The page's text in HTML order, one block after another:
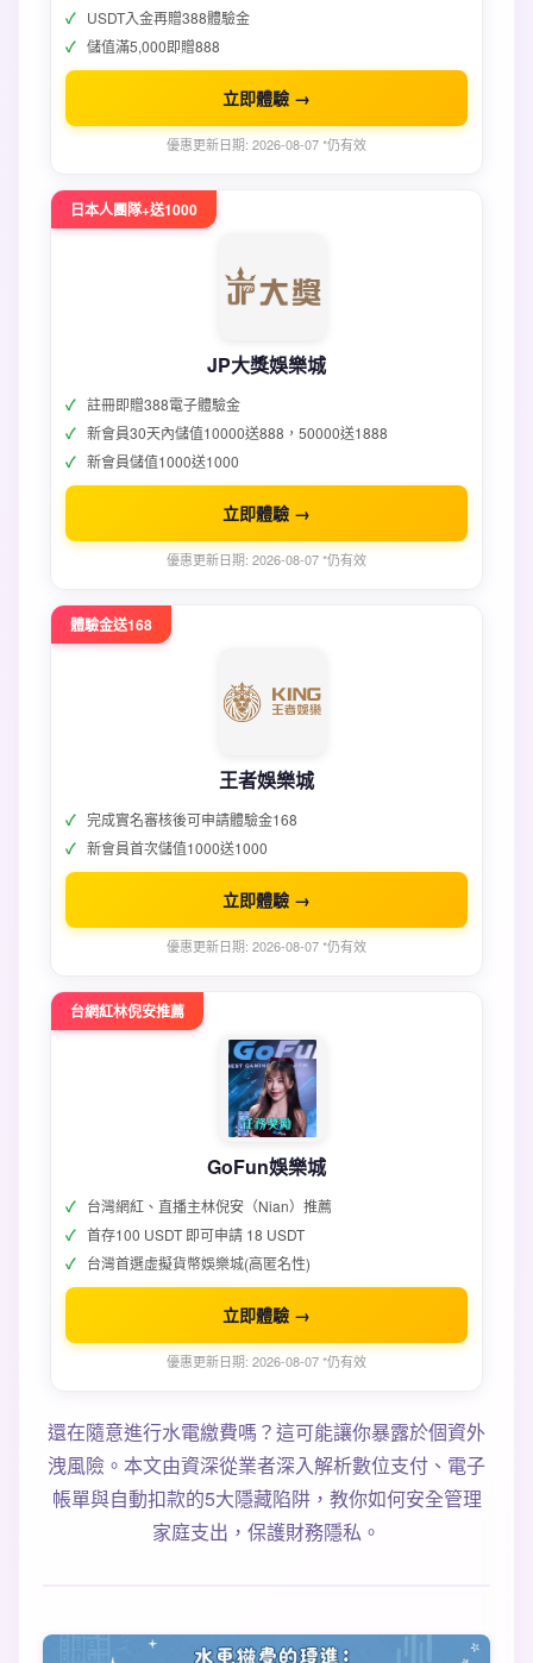
USDT入金再贈388體驗金
儲值滿5,000即贈888
立即體驗 →
優惠更新日期: 2026-08-07 *仍有效
日本人團隊+送1000
JP大獎娛樂城
註冊即贈388電子體驗金
新會員30天內儲值10000送888，50000送1888
新會員儲值1000送1000
立即體驗 →
優惠更新日期: 2026-08-07 *仍有效
體驗金送168
王者娛樂城
完成實名審核後可申請體驗金168
新會員首次儲值1000送1000
立即體驗 →
優惠更新日期: 2026-08-07 *仍有效
台網紅林倪安推薦
GoFun娛樂城
台灣網紅、直播主林倪安（Nian）推薦
首存100 USDT 即可申請 18 USDT
台灣首選虛擬貨幣娛樂城(高匿名性)
立即體驗 →
優惠更新日期: 2026-08-07 *仍有效
還在隨意進行水電繳費嗎？這可能讓你暴露於個資外
洩風險。本文由資深從業者深入解析數位支付、電子
帳單與自動扣款的5大隱藏陷阱，教你如何安全管理
家庭支出，保護財務隱私。